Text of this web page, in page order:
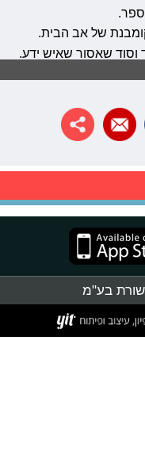
של אב הבית.
שאסור שאיש ידע.